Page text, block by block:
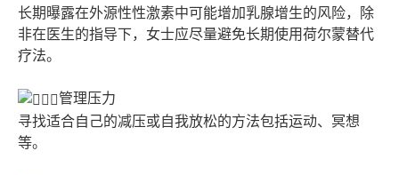
长期曝露在外源性性激素中可能增加乳腺增生的风险，除
非在医生的指导下，女士应尽量避免长期使用荷尔蒙替代
疗法。
管理压力
寻找适合自己的减压或自我放松的方法包括运动、冥想
等。